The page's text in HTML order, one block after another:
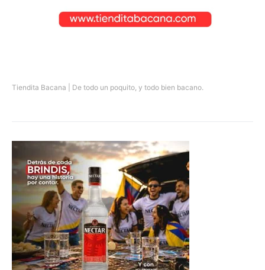
Tiendita Bacana | De todo un poquito, y todo bien bacano.